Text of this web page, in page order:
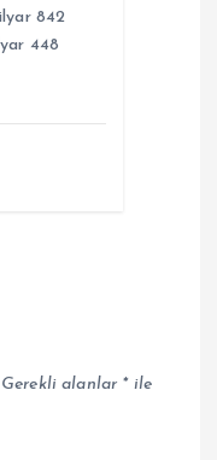
842
448
Gerekli alanlar *ile